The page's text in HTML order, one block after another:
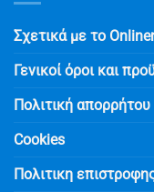
Σχετικά με το
Γενικοί όροι και
Πολιτική απορρήτου
Cookies
Πολιτικη